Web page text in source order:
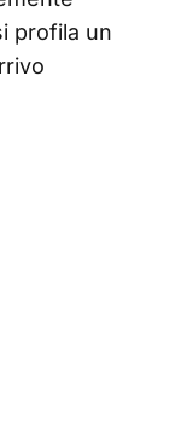
profila un